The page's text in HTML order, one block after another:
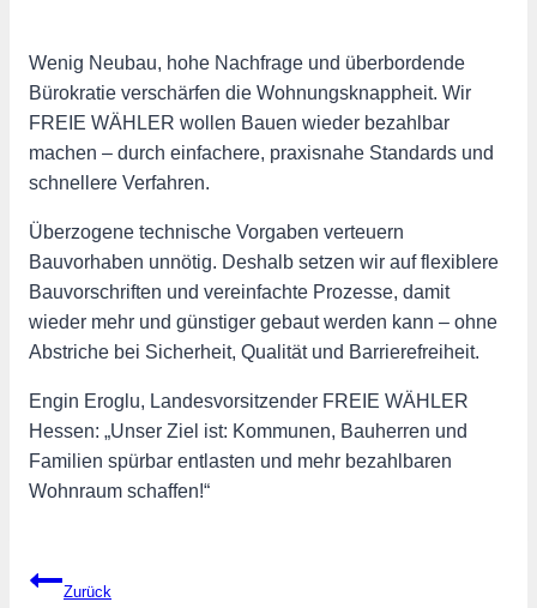
Wenig Neubau, hohe Nachfrage und überbordende
Bürokratie verschärfen die Wohnungsknappheit. Wir
FREIE WÄHLER wollen Bauen wieder bezahlbar
machen – durch einfachere, praxisnahe Standards und
schnellere Verfahren.
Überzogene technische Vorgaben verteuern
Bauvorhaben unnötig. Deshalb setzen wir auf flexiblere
Bauvorschriften und vereinfachte Prozesse, damit
wieder mehr und günstiger gebaut werden kann – ohne
Abstriche bei Sicherheit, Qualität und Barrierefreiheit.
Engin Eroglu, Landesvorsitzender FREIE WÄHLER
Hessen: „Unser Ziel ist: Kommunen, Bauherren und
Familien spürbar entlasten und mehr bezahlbaren
Wohnraum schaffen!“
Beitragsnavigation
Zurück